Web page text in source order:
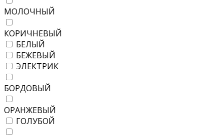
МОЛОЧНЫЙ
КОРИЧНЕВЫЙ
БЕЛЫЙ
БЕЖЕВЫЙ
ЭЛЕКТРИК
БОРДОВЫЙ
ОРАНЖЕВЫЙ
ГОЛУБОЙ